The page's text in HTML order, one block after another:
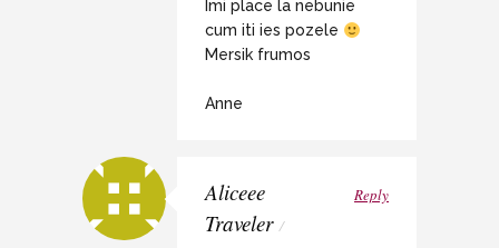
Imi place la nebunie
cum iti ies pozele
Mersik frumos
Anne
Aliceee
Traveler /
Reply